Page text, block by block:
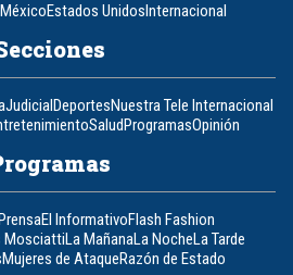
MéxicoEstados UnidosInternacional
JudicialDeportesNuestra Tele Internacional
SaludProgramasOpinión
El InformativoFlash Fashion
MosciattiLa MañanaLa NocheLa Tarde
Mujeres de AtaqueRazón de Estado